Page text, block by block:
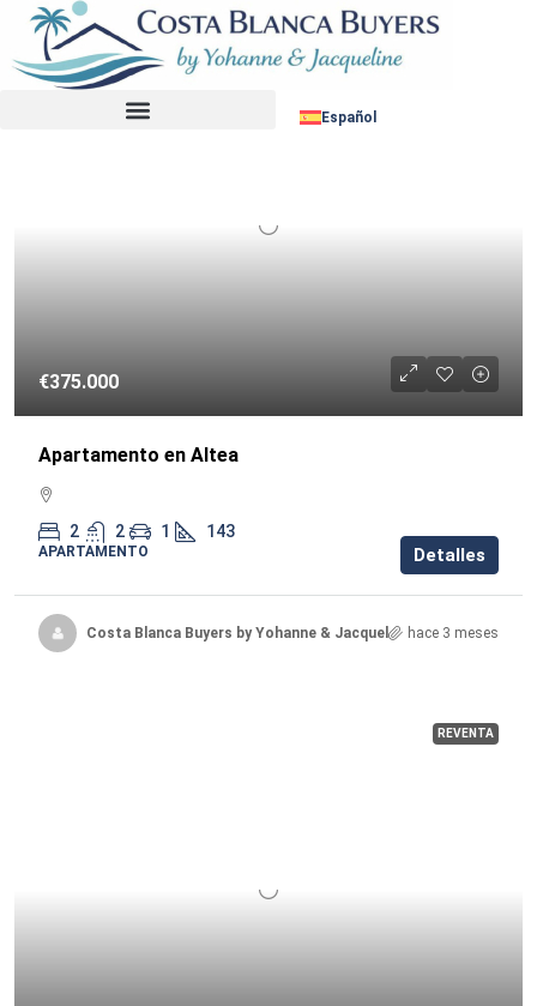
Español
Ordenar por:
€375.000
Apartamento en Altea
2 2 1 143
APARTAMENTO Detalles
Costa Blanca Buyers by Yohanne & Jacqueline hace 3 meses
REVENTA